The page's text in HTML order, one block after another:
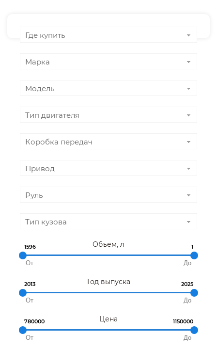
Где купить
Марка
Модель
Тип двигателя
Коробка передач
Привод
Руль
Тип кузова
Объем, л
1596 1
Год выпуска
2013 2025
Цена
780000 1150000